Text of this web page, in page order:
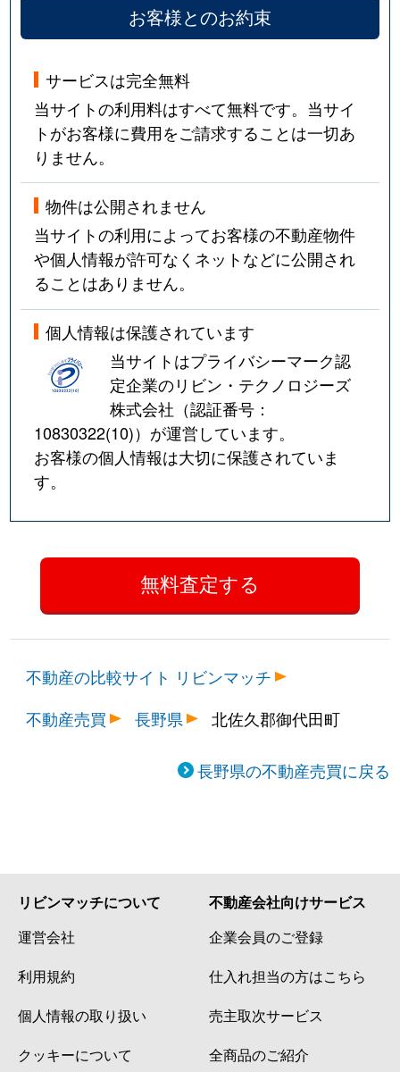
お客様とのお約束
サービスは完全無料
当サイトの利用料はすべて無料です。当サイ
トがお客様に費用をご請求することは一切あ
りません。
物件は公開されません
当サイトの利用によってお客様の不動産物件
や個人情報が許可なくネットなどに公開され
ることはありません。
個人情報は保護されています
当サイトはプライバシーマーク認
定企業のリビン・テクノロジーズ
株式会社（認証番号：
10830322(10)）が運営しています。
お客様の個人情報は大切に保護されていま
す。
不動産の比較サイト リビンマッチ
不動産売買
長野県 北佐久郡御代田町
長野県の不動産売買に戻る
リビンマッチについて
運営会社
利用規約
個人情報の取り扱い
クッキーについて
不動産会社向けサービス
企業会員のご登録
仕入れ担当の方はこちら
売主取次サービス
全商品のご紹介